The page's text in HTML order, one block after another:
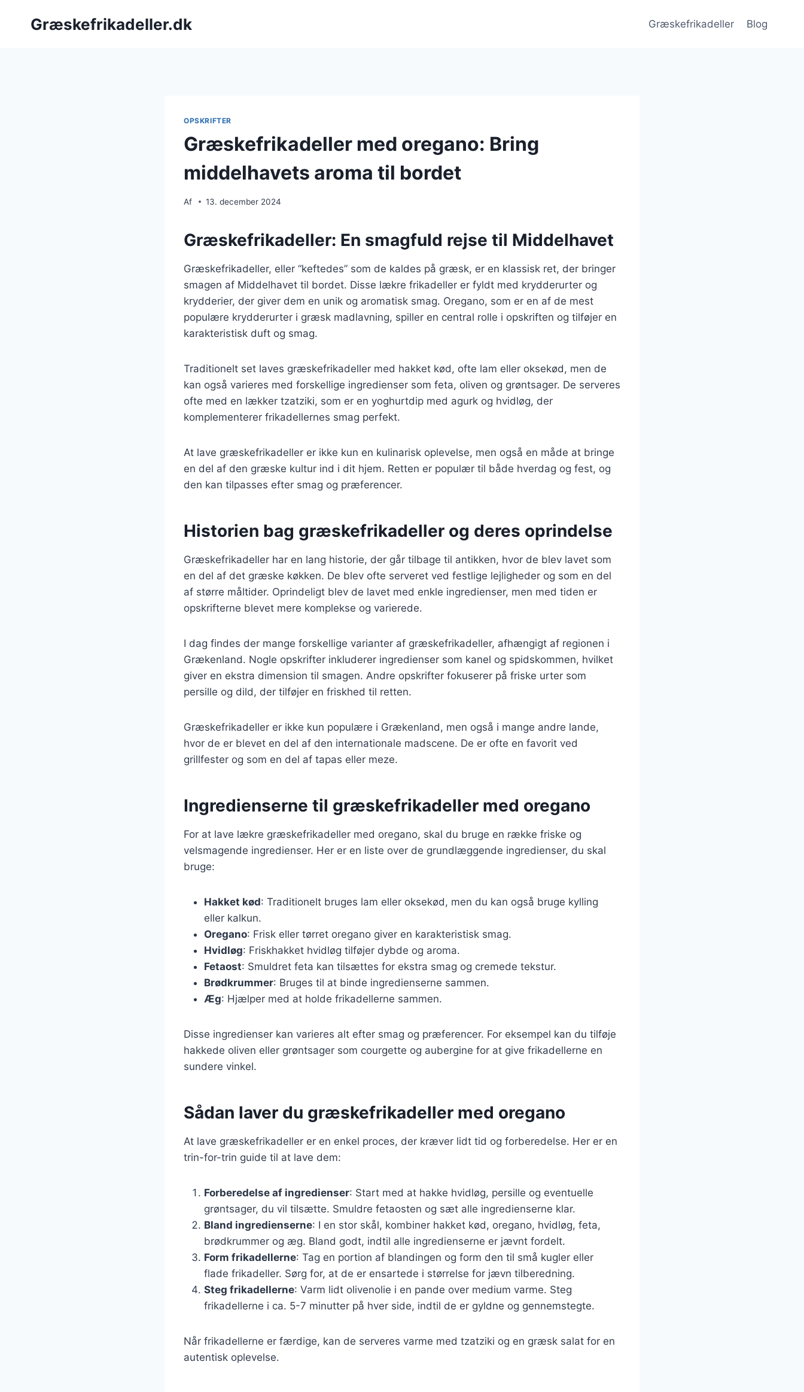
Græskefrikadeller.dk Græskefrikadeller Blog
OPSKRIFTER
Græskefrikadeller med oregano: Bring
middelhavets aroma til bordet
Af 13. december 2024
Græskefrikadeller: En smagfuld rejse til Middelhavet
Græskefrikadeller, eller “keftedes” som de kaldes på græsk, er en klassisk ret, der bringer
smagen af Middelhavet til bordet. Disse lækre frikadeller er fyldt med krydderurter og
krydderier, der giver dem en unik og aromatisk smag. Oregano, som er en af de mest
populære krydderurter i græsk madlavning, spiller en central rolle i opskriften og tilføjer en
karakteristisk duft og smag.
Traditionelt set laves græskefrikadeller med hakket kød, ofte lam eller oksekød, men de
kan også varieres med forskellige ingredienser som feta, oliven og grøntsager. De serveres
ofte med en lækker tzatziki, som er en yoghurtdip med agurk og hvidløg, der
komplementerer frikadellernes smag perfekt.
At lave græskefrikadeller er ikke kun en kulinarisk oplevelse, men også en måde at bringe
en del af den græske kultur ind i dit hjem. Retten er populær til både hverdag og fest, og
den kan tilpasses efter smag og præferencer.
Historien bag græskefrikadeller og deres oprindelse
Græskefrikadeller har en lang historie, der går tilbage til antikken, hvor de blev lavet som
en del af det græske køkken. De blev ofte serveret ved festlige lejligheder og som en del
af større måltider. Oprindeligt blev de lavet med enkle ingredienser, men med tiden er
opskrifterne blevet mere komplekse og varierede.
I dag findes der mange forskellige varianter af græskefrikadeller, afhængigt af regionen i
Grækenland. Nogle opskrifter inkluderer ingredienser som kanel og spidskommen, hvilket
giver en ekstra dimension til smagen. Andre opskrifter fokuserer på friske urter som
persille og dild, der tilføjer en friskhed til retten.
Græskefrikadeller er ikke kun populære i Grækenland, men også i mange andre lande,
hvor de er blevet en del af den internationale madscene. De er ofte en favorit ved
grillfester og som en del af tapas eller meze.
Ingredienserne til græskefrikadeller med oregano
For at lave lækre græskefrikadeller med oregano, skal du bruge en række friske og
velsmagende ingredienser. Her er en liste over de grundlæggende ingredienser, du skal
bruge:
Hakket kød: Traditionelt bruges lam eller oksekød, men du kan også bruge kylling
eller kalkun.
Oregano: Frisk eller tørret oregano giver en karakteristisk smag.
Hvidløg: Friskhakket hvidløg tilføjer dybde og aroma.
Fetaost: Smuldret feta kan tilsættes for ekstra smag og cremede tekstur.
Brødkrummer: Bruges til at binde ingredienserne sammen.
Æg: Hjælper med at holde frikadellerne sammen.
Disse ingredienser kan varieres alt efter smag og præferencer. For eksempel kan du tilføje
hakkede oliven eller grøntsager som courgette og aubergine for at give frikadellerne en
sundere vinkel.
Sådan laver du græskefrikadeller med oregano
At lave græskefrikadeller er en enkel proces, der kræver lidt tid og forberedelse. Her er en
trin-for-trin guide til at lave dem:
Forberedelse af ingredienser: Start med at hakke hvidløg, persille og eventuelle
grøntsager, du vil tilsætte. Smuldre fetaosten og sæt alle ingredienserne klar.
Bland ingredienserne: I en stor skål, kombiner hakket kød, oregano, hvidløg, feta,
brødkrummer og æg. Bland godt, indtil alle ingredienserne er jævnt fordelt.
Form frikadellerne: Tag en portion af blandingen og form den til små kugler eller
flade frikadeller. Sørg for, at de er ensartede i størrelse for jævn tilberedning.
Steg frikadellerne: Varm lidt olivenolie i en pande over medium varme. Steg
frikadellerne i ca. 5-7 minutter på hver side, indtil de er gyldne og gennemstegte.
Når frikadellerne er færdige, kan de serveres varme med tzatziki og en græsk salat for en
autentisk oplevelse.